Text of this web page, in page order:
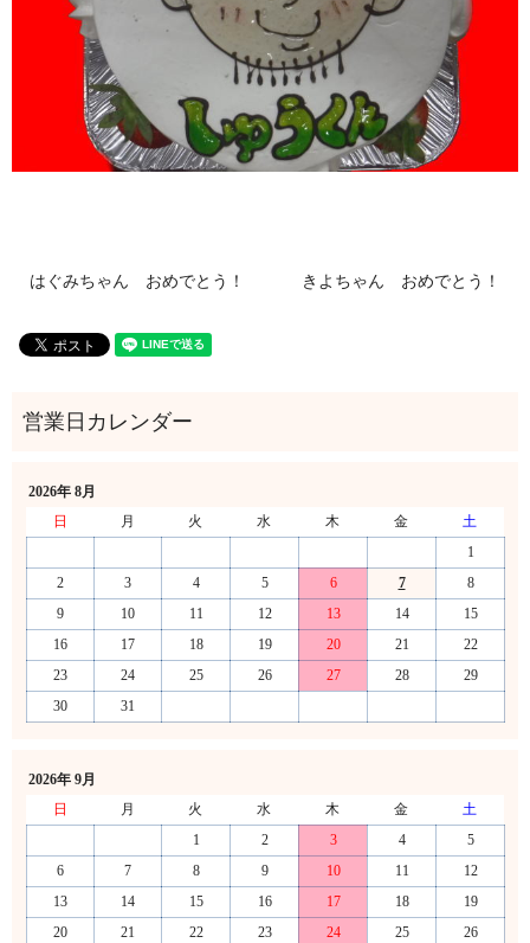
はぐみちゃん おめでとう！ きよちゃん おめでとう！
2026年 8月
日
月 火 水 木 金
土
1
2
3 4 5 6 7
8
9
10 11 12 13 14
15
16
17 18 19 20 21
22
23
24 25 26 27 28
29
30
31
2026年 9月
日
月 火 水 木 金
土
1
2 3 4
5
6
7 8 9 10 11
12
13
14 15 16 17 18
19
20
21 22 23 24 25
26